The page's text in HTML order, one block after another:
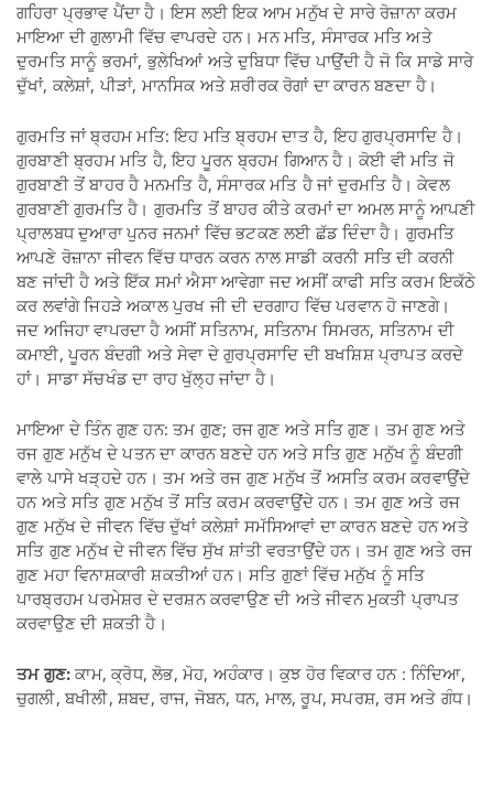
ਗਹਿਰਾ ਪ੍ਰਭਾਵ ਪੈਂਦਾ ਹੈ। ਇਸ ਲਈ ਇਕ ਆਮ ਮਨੁੱਖ ਦੇ ਸਾਰੇ ਰੋਜ਼ਾਨਾ ਕਰਮ
ਮਾਇਆ ਦੀ ਗੁਲਾਮੀ ਵਿੱਚ ਵਾਪਰਦੇ ਹਨ। ਮਨ ਮਤਿ, ਸੰਸਾਰਕ ਮਤਿ ਅਤੇ
ਦੁਰਮਤਿ ਸਾਨੂੰ ਭਰਮਾਂ, ਭੁਲੇਖਿਆਂ ਅਤੇ ਦੁਬਿਧਾ ਵਿੱਚ ਪਾਉਂਦੀ ਹੈ ਜੋ ਕਿ ਸਾਡੇ ਸਾਰੇ
ਦੁੱਖਾਂ, ਕਲੇਸ਼ਾਂ, ਪੀੜਾਂ, ਮਾਨਸਿਕ ਅਤੇ ਸ਼ਰੀਰਕ ਰੋਗਾਂ ਦਾ ਕਾਰਨ ਬਣਦਾ ਹੈ।
ਗੁਰਮਤਿ ਜਾਂ ਬ੍ਰਹਮ ਮਤਿ: ਇਹ ਮਤਿ ਬ੍ਰਹਮ ਦਾਤ ਹੈ, ਇਹ ਗੁਰਪ੍ਰਸਾਦਿ ਹੈ।
ਗੁਰਬਾਣੀ ਬ੍ਰਹਮ ਮਤਿ ਹੈ, ਇਹ ਪੂਰਨ ਬ੍ਰਹਮ ਗਿਆਨ ਹੈ। ਕੋਈ ਵੀ ਮਤਿ ਜੋ
ਗੁਰਬਾਣੀ ਤੋਂ ਬਾਹਰ ਹੈ ਮਨਮਤਿ ਹੈ, ਸੰਸਾਰਕ ਮਤਿ ਹੈ ਜਾਂ ਦੁਰਮਤਿ ਹੈ। ਕੇਵਲ
ਗੁਰਬਾਣੀ ਗੁਰਮਤਿ ਹੈ। ਗੁਰਮਤਿ ਤੋਂ ਬਾਹਰ ਕੀਤੇ ਕਰਮਾਂ ਦਾ ਅਮਲ ਸਾਨੂੰ ਆਪਣੀ
ਪ੍ਰਾਲਬਧ ਦੁਆਰਾ ਪੁਨਰ ਜਨਮਾਂ ਵਿੱਚ ਭਟਕਣ ਲਈ ਛੱਡ ਦਿੰਦਾ ਹੈ। ਗੁਰਮਤਿ
ਆਪਣੇ ਰੋਜ਼ਾਨਾ ਜੀਵਨ ਵਿੱਚ ਧਾਰਨ ਕਰਨ ਨਾਲ ਸਾਡੀ ਕਰਨੀ ਸਤਿ ਦੀ ਕਰਨੀ
ਬਣ ਜਾਂਦੀ ਹੈ ਅਤੇ ਇੱਕ ਸਮਾਂ ਐਸਾ ਆਵੇਗਾ ਜਦ ਅਸੀਂ ਕਾਫੀ ਸਤਿ ਕਰਮ ਇਕੱਠੇ
ਕਰ ਲਵਾਂਗੇ ਜਿਹੜੇ ਅਕਾਲ ਪੁਰਖ ਜੀ ਦੀ ਦਰਗਾਹ ਵਿੱਚ ਪਰਵਾਨ ਹੋ ਜਾਣਗੇ।
ਜਦ ਅਜਿਹਾ ਵਾਪਰਦਾ ਹੈ ਅਸੀਂ ਸਤਿਨਾਮ, ਸਤਿਨਾਮ ਸਿਮਰਨ, ਸਤਿਨਾਮ ਦੀ
ਕਮਾਈ, ਪੂਰਨ ਬੰਦਗੀ ਅਤੇ ਸੇਵਾ ਦੇ ਗੁਰਪ੍ਰਸਾਦਿ ਦੀ ਬਖਸ਼ਿਸ਼ ਪ੍ਰਾਪਤ ਕਰਦੇ
ਹਾਂ। ਸਾਡਾ ਸੱਚਖੰਡ ਦਾ ਰਾਹ ਖੁੱਲ੍ਹ ਜਾਂਦਾ ਹੈ।
ਮਾਇਆ ਦੇ ਤਿੰਨ ਗੁਣ ਹਨ: ਤਮ ਗੁਣ; ਰਜ ਗੁਣ ਅਤੇ ਸਤਿ ਗੁਣ। ਤਮ ਗੁਣ ਅਤੇ
ਰਜ ਗੁਣ ਮਨੁੱਖ ਦੇ ਪਤਨ ਦਾ ਕਾਰਨ ਬਣਦੇ ਹਨ ਅਤੇ ਸਤਿ ਗੁਣ ਮਨੁੱਖ ਨੂੰ ਬੰਦਗੀ
ਵਾਲੇ ਪਾਸੇ ਖੜ੍ਹਦੇ ਹਨ। ਤਮ ਅਤੇ ਰਜ ਗੁਣ ਮਨੁੱਖ ਤੋਂ ਅਸਤਿ ਕਰਮ ਕਰਵਾਉਂਦੇ
ਹਨ ਅਤੇ ਸਤਿ ਗੁਣ ਮਨੁੱਖ ਤੋਂ ਸਤਿ ਕਰਮ ਕਰਵਾਉਂਦੇ ਹਨ। ਤਮ ਗੁਣ ਅਤੇ ਰਜ
ਗੁਣ ਮਨੁੱਖ ਦੇ ਜੀਵਨ ਵਿੱਚ ਦੁੱਖਾਂ ਕਲੇਸ਼ਾਂ ਸਮੱਸਿਆਵਾਂ ਦਾ ਕਾਰਨ ਬਣਦੇ ਹਨ ਅਤੇ
ਸਤਿ ਗੁਣ ਮਨੁੱਖ ਦੇ ਜੀਵਨ ਵਿੱਚ ਸੁੱਖ ਸ਼ਾਂਤੀ ਵਰਤਾਉਂਦੇ ਹਨ। ਤਮ ਗੁਣ ਅਤੇ ਰਜ
ਗੁਣ ਮਹਾ ਵਿਨਾਸ਼ਕਾਰੀ ਸ਼ਕਤੀਆਂ ਹਨ। ਸਤਿ ਗੁਣਾਂ ਵਿੱਚ ਮਨੁੱਖ ਨੂੰ ਸਤਿ
ਪਾਰਬ੍ਰਹਮ ਪਰਮੇਸ਼ਰ ਦੇ ਦਰਸ਼ਨ ਕਰਵਾਉਣ ਦੀ ਅਤੇ ਜੀਵਨ ਮੁਕਤੀ ਪ੍ਰਾਪਤ
ਕਰਵਾਉਣ ਦੀ ਸ਼ਕਤੀ ਹੈ।
ਤਮ ਗੁਣ:ਕਾਮ, ਕ੍ਰੋਧ, ਲੋਭ, ਮੋਹ, ਅਹੰਕਾਰ। ਕੁਝ ਹੋਰ ਵਿਕਾਰ ਹਨ : ਨਿੰਦਿਆ,
ਚੁਗਲੀ, ਬਖੀਲੀ, ਸ਼ਬਦ, ਰਾਜ, ਜੋਬਨ, ਧਨ, ਮਾਲ, ਰੂਪ, ਸਪਰਸ਼, ਰਸ ਅਤੇ ਗੰਧ।